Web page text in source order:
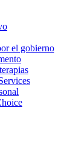
el gobierno